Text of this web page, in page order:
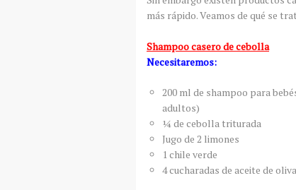
más rápido. Veamos de qué se
Shampoo casero de cebolla
Necesitaremos:
200 ml de shampoo para
adultos)
¼ de cebolla triturada
Jugo de 2 limones
1 chile verde
4 cucharadas de aceite de oliva